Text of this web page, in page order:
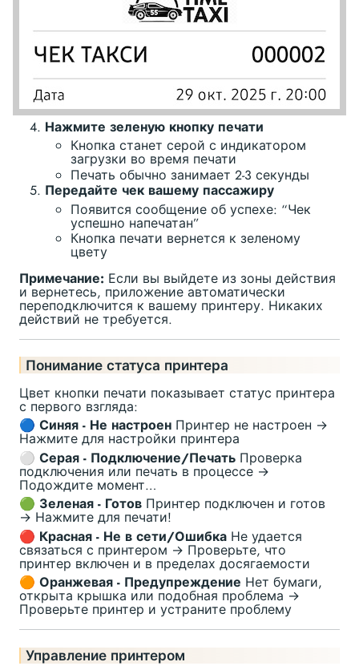
Нажмите зеленую кнопку печати
Кнопка станет серой с индикатором
загрузки во время печати
Печать обычно занимает 2-3 секунды
Передайте чек вашему пассажиру
Появится сообщение об успехе: “Чек
успешно напечатан”
Кнопка печати вернется к зеленому
цвету
Примечание: Если вы выйдете из зоны действия
и вернетесь, приложение автоматически
переподключится к вашему принтеру. Никаких
действий не требуется.
Понимание статуса принтера
Цвет кнопки печати показывает статус принтера
с первого взгляда:
🔵 Синяя - Не настроен Принтер не настроен →
Нажмите для настройки принтера
⚪ Серая - Подключение/Печать Проверка
подключения или печать в процессе →
Подождите момент…
🟢 Зеленая - Готов Принтер подключен и готов
→ Нажмите для печати!
🔴 Красная - Не в сети/Ошибка Не удается
связаться с принтером → Проверьте, что
принтер включен и в пределах досягаемости
🟠 Оранжевая - Предупреждение Нет бумаги,
открыта крышка или подобная проблема →
Проверьте принтер и устраните проблему
Управление принтером